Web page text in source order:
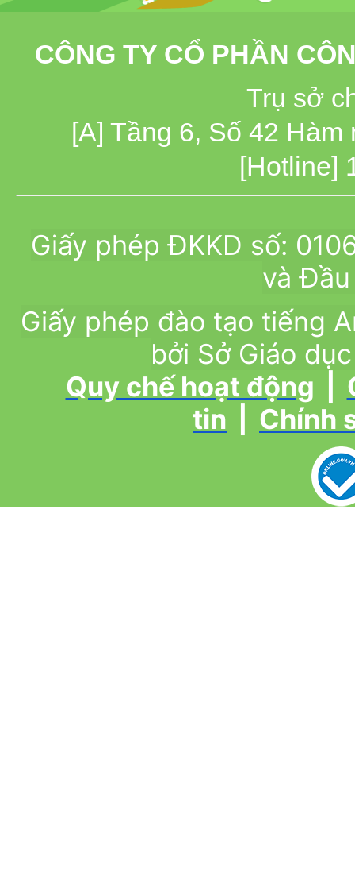
CÔNG TY CỔ PHẦN
Trụ sở
[A] Tầng 6, Số 42
[Hotline]
Giấy phép ĐKKD số:
và
Giấy phép đào tạo tiếng
bởi Sở Giáo
Quy chế hoạt động
tin
Chính